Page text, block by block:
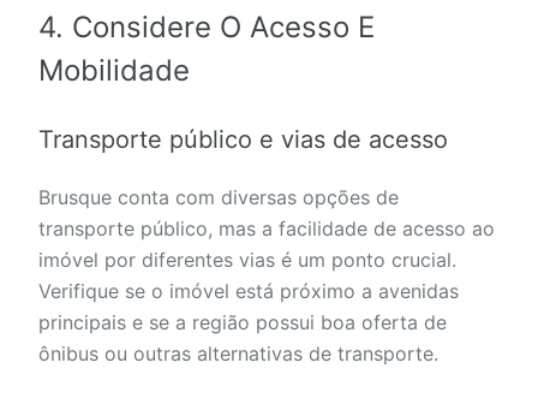
4. Considere O Acesso E
Mobilidade
Transporte público e vias de acesso
Brusque conta com diversas opções de
transporte público, mas a facilidade de acesso ao
imóvel por diferentes vias é um ponto crucial.
Verifique se o imóvel está próximo a avenidas
principais e se a região possui boa oferta de
ônibus ou outras alternativas de transporte.